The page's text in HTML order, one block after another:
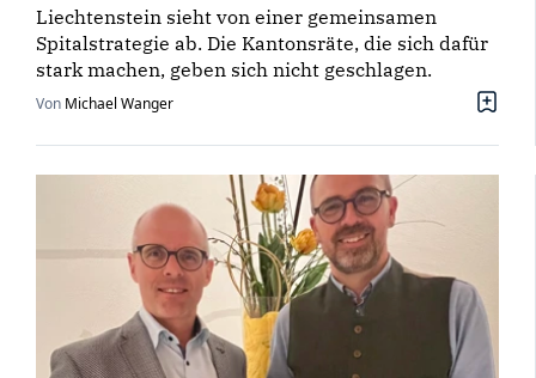
Liechtenstein sieht von einer gemeinsamen
Spitalstrategie ab. Die Kantonsräte, die sich dafür
stark machen, geben sich nicht geschlagen.
Von Michael Wanger